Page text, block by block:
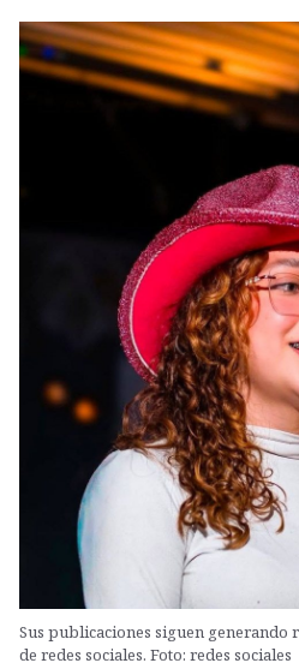
Sus publicaciones siguen generando
de redes sociales. Foto: redes sociales